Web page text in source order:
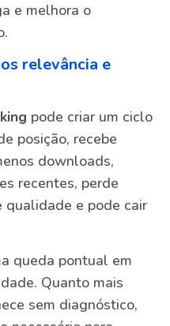
e melhora o
relevância e
pode criar um ciclo
posição, recebe
downloads,
recentes, perde
qualidade e pode cair
queda pontual em
Quanto mais
sem diagnóstico,